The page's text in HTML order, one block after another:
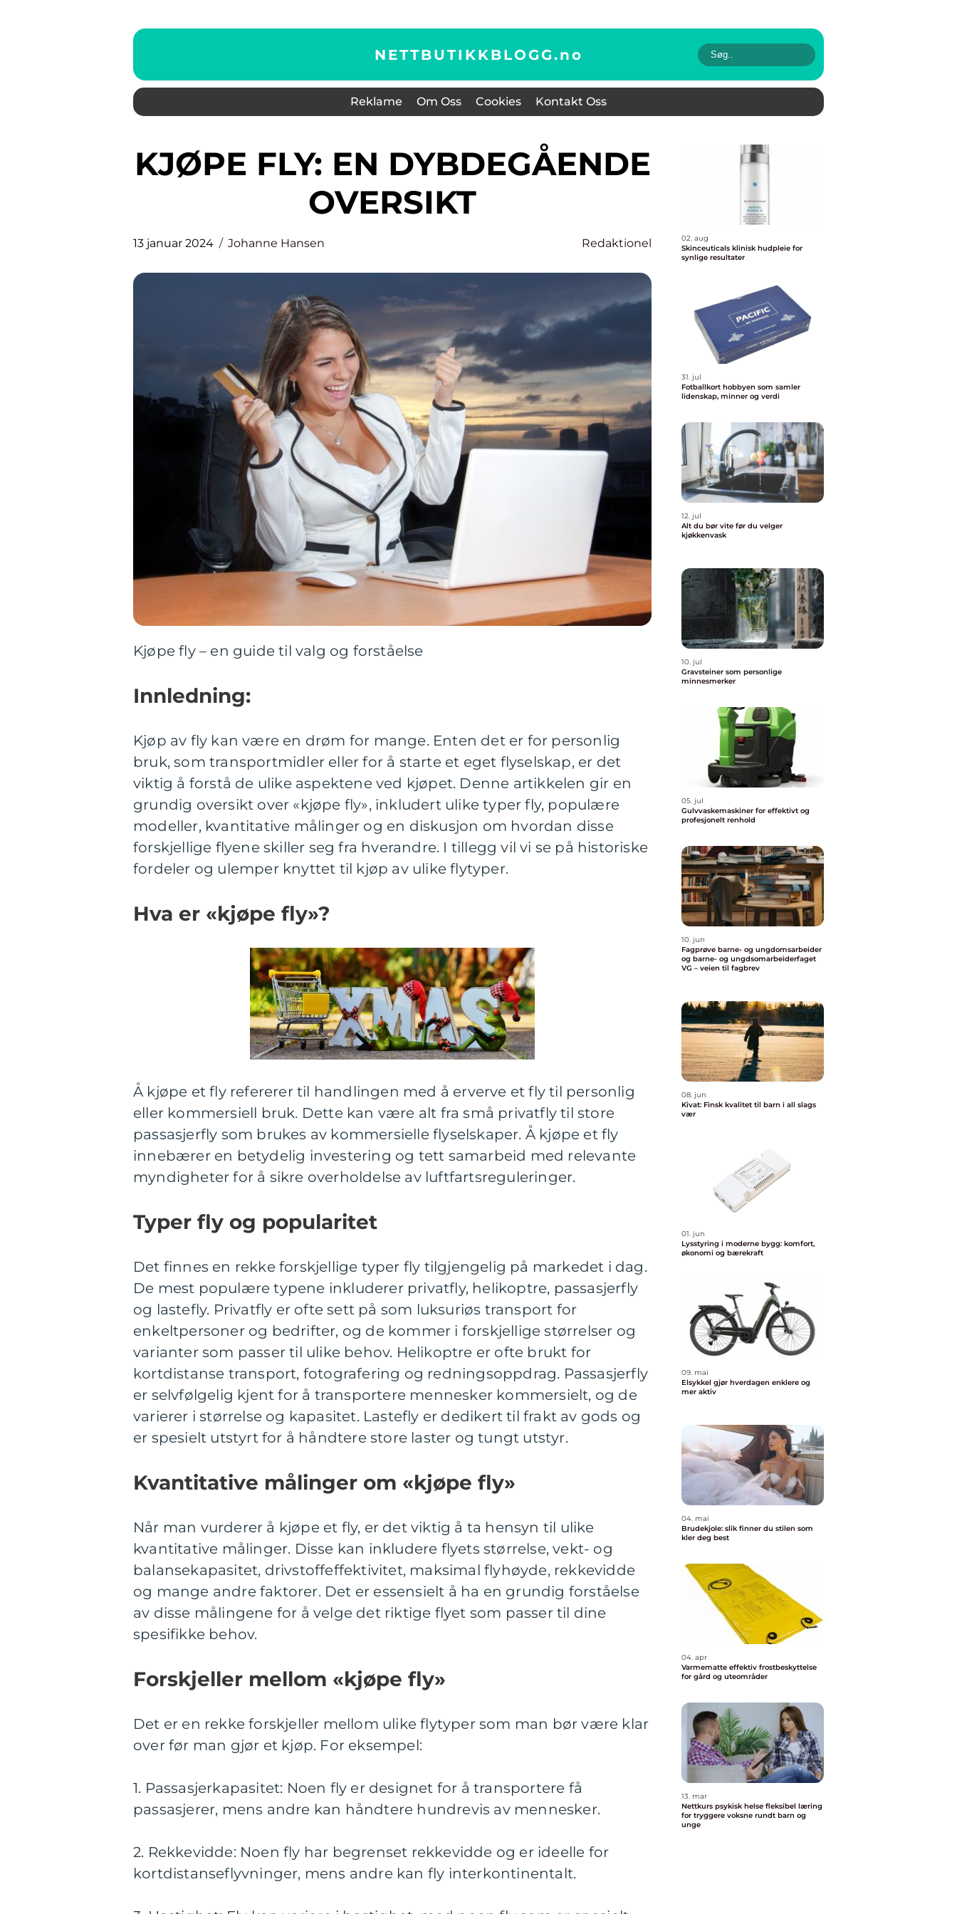
NETTBUTIKKBLOGG.no
Reklame Om Oss Cookies Kontakt Oss
KJØPE FLY: EN DYBDEGÅENDE
OVERSIKT
13 januar 2024 Johanne Hansen Redaktionel
Kjøpe fly – en guide til valg og forståelse
Innledning:
Kjøp av fly kan være en drøm for mange. Enten det er for personlig
bruk, som transportmidler eller for å starte et eget flyselskap, er det
viktig å forstå de ulike aspektene ved kjøpet. Denne artikkelen gir en
grundig oversikt over «kjøpe fly», inkludert ulike typer fly, populære
modeller, kvantitative målinger og en diskusjon om hvordan disse
forskjellige flyene skiller seg fra hverandre. I tillegg vil vi se på historiske
fordeler og ulemper knyttet til kjøp av ulike flytyper.
Hva er «kjøpe fly»?
Å kjøpe et fly refererer til handlingen med å erverve et fly til personlig
eller kommersiell bruk. Dette kan være alt fra små privatfly til store
passasjerfly som brukes av kommersielle flyselskaper. Å kjøpe et fly
innebærer en betydelig investering og tett samarbeid med relevante
myndigheter for å sikre overholdelse av luftfartsreguleringer.
Typer fly og popularitet
Det finnes en rekke forskjellige typer fly tilgjengelig på markedet i dag.
De mest populære typene inkluderer privatfly, helikoptre, passasjerfly
og lastefly. Privatfly er ofte sett på som luksuriøs transport for
enkeltpersoner og bedrifter, og de kommer i forskjellige størrelser og
varianter som passer til ulike behov. Helikoptre er ofte brukt for
kortdistanse transport, fotografering og redningsoppdrag. Passasjerfly
er selvfølgelig kjent for å transportere mennesker kommersielt, og de
varierer i størrelse og kapasitet. Lastefly er dedikert til frakt av gods og
er spesielt utstyrt for å håndtere store laster og tungt utstyr.
Kvantitative målinger om «kjøpe fly»
Når man vurderer å kjøpe et fly, er det viktig å ta hensyn til ulike
kvantitative målinger. Disse kan inkludere flyets størrelse, vekt- og
balansekapasitet, drivstoffeffektivitet, maksimal flyhøyde, rekkevidde
og mange andre faktorer. Det er essensielt å ha en grundig forståelse
av disse målingene for å velge det riktige flyet som passer til dine
spesifikke behov.
Forskjeller mellom «kjøpe fly»
Det er en rekke forskjeller mellom ulike flytyper som man bør være klar
over før man gjør et kjøp. For eksempel:
1. Passasjerkapasitet: Noen fly er designet for å transportere få
passasjerer, mens andre kan håndtere hundrevis av mennesker.
2. Rekkevidde: Noen fly har begrenset rekkevidde og er ideelle for
kortdistanseflyvninger, mens andre kan fly interkontinentalt.
02. aug
Skinceuticals klinisk hudpleie for
synlige resultater
31. jul
Fotballkort hobbyen som samler
lidenskap, minner og verdi
12. jul
Alt du bør vite før du velger
kjøkkenvask
10. jul
Gravsteiner som personlige
minnesmerker
05. jul
Gulvvaskemaskiner for effektivt og
profesjonelt renhold
10. jun
Fagprøve barne- og ungdomsarbeider
og barne- og ungdsomarbeiderfaget
VG – veien til fagbrev
08. jun
Kivat: Finsk kvalitet til barn i all slags
vær
01. jun
Lysstyring i moderne bygg: komfort,
økonomi og bærekraft
09. mai
Elsykkel gjør hverdagen enklere og
mer aktiv
04. mai
Brudekjole: slik finner du stilen som
kler deg best
04. apr
Varmematte effektiv frostbeskyttelse
for gård og uteområder
13. mar
Nettkurs psykisk helse fleksibel læring
for tryggere voksne rundt barn og
unge